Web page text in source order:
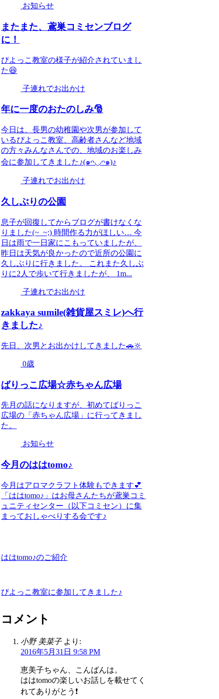
お知らせ
またまた、鳶巣コミセンブログ
に！
ぴよっこ教室の様子が紹介されていまし
た😆
子連れでお出かけ
年に一度のおたのしみ🎅
今日は、長男の幼稚園や次男が参加して
いるぴよっこ教室、高齢者さんなど地域
の方々みんなさんでの、地域のお楽しみ
会に参加してきました♪(๑ᴖ◡ᴖ๑)♪
子連れでお出かけ
久しぶりの公園
息子が回復してからブログが書けなくな
りました(~_~;) 時間作る力がほしい… 今
日は雨で一日家にこもっていましたが、
昨日は天気が良かったので近所の公園に
久しぶりに行きました。 これまた久しぶ
りに2人で歩いて行きましたが、 1m...
子連れでお出かけ
zakkaya sumile(雑貨屋スミレ)へ行
きました♪
先日、次男とお出かけしてきました🚗🔆
0歳
ばりっこ広場☆赤ちゃん広場
先月の話になりますが、初めてばりっこ
広場の「赤ちゃん広場」に行ってきまし
た。
お知らせ
今月のははtomo♪
今月はアロマクラフト体験もできます💕
「ははtomo♪」はお母さんたちが鳶巣コミ
ュニティセンター（以下コミセン）に集
まっておしゃべりする会です♪
ははtomo♪のご紹介
ぴよっこ教室に参加してきました♪
コメント
小野 美菜子 より:
2016年5月31日 9:58 PM
恵美子ちゃん、こんばんは。
ははtomoの楽しいお話しを載せてく
れてありがとう❗️